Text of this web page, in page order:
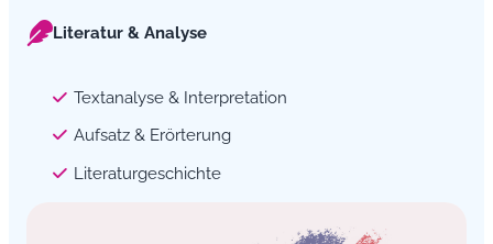
Literatur & Analyse
Textanalyse & Interpretation
Aufsatz & Erörterung
Literaturgeschichte